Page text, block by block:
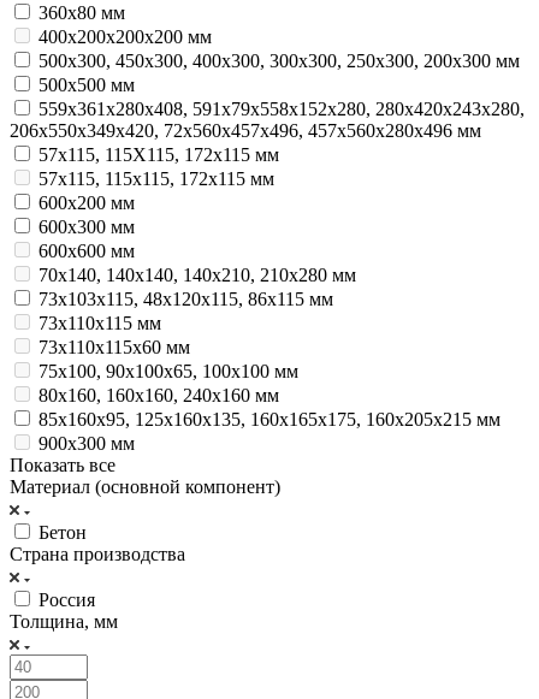
360х80 мм
400х200х200х200 мм
500х300, 450х300, 400х300, 300х300, 250х300, 200х300 мм
500х500 мм
559х361х280х408, 591х79х558х152х280, 280х420х243х280,
206х550х349х420, 72х560х457х496, 457х560х280х496 мм
57х115, 115Х115, 172х115 мм
57х115, 115х115, 172х115 мм
600х200 мм
600х300 мм
600х600 мм
70х140, 140х140, 140х210, 210х280 мм
73х103х115, 48х120х115, 86х115 мм
73х110х115 мм
73х110х115х60 мм
75х100, 90х100х65, 100х100 мм
80х160, 160х160, 240х160 мм
85х160х95, 125х160х135, 160х165х175, 160х205х215 мм
900х300 мм
Показать все
Материал (основной компонент)
Бетон
Страна производства
Россия
Толщина, мм